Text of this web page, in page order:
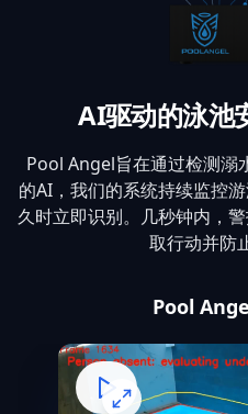
AI驱动的泳池
Pool Angel旨在通过检测溺
的AI，我们的系统持续监控
久时立即识别。几秒钟内，
取行动并防
Pool